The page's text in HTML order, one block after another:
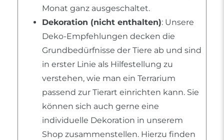
Monat ganz ausgeschaltet.
Dekoration (nicht enthalten): Unsere
Deko-Empfehlungen decken die
Grundbedürfnisse der Tiere ab und sind
in erster Linie als Hilfestellung zu
verstehen, wie man ein Terrarium
passend zur Tierart einrichten kann. Sie
können sich auch gerne eine
individuelle Dekoration in unserem
Shop zusammenstellen. Hierzu finden